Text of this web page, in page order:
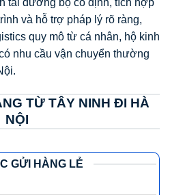
tải đường bộ cố định, tích hợp
và hỗ trợ pháp lý rõ ràng,
quy mô từ cá nhân, hộ kinh
nhu cầu vận chuyển thường
TỪ TÂY NINH ĐI HÀ
NỘI
GỬI HÀNG LẺ